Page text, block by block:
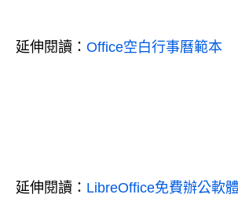
延伸閱讀： Office空白行事曆範本
延伸閱讀： LibreOffice免費辦公軟